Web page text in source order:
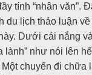
tính “nhân văn”.
du lịch thảo luận
Dưới cái nắng
lành” như nói lên
chuyến đi chữa